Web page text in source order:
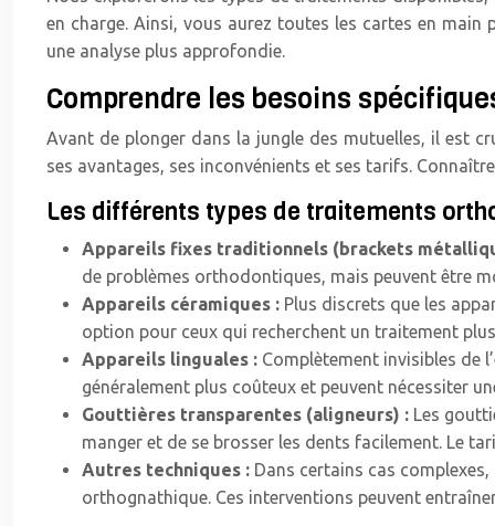
en charge. Ainsi, vous aurez toutes les cartes en
une analyse plus approfondie.
Comprendre les besoins
Avant de plonger dans la jungle des mutuelles, il est
ses avantages, ses inconvénients et ses tarifs.
Les différents types de traitements
Appareils fixes traditionnels (brackets
de problèmes orthodontiques, mais peuvent être
Appareils céramiques : Plus discrets que les
option pour ceux qui recherchent un traitement
Appareils linguales : Complètement invisibles de
généralement plus coûteux et peuvent nécessiter
Gouttières transparentes (aligneurs) : Les
manger et de se brosser les dents facilement. Le
Autres techniques : Dans certains cas
orthognathique. Ces interventions peuvent